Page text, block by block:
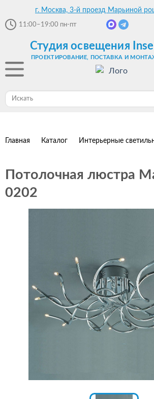
г. Москва, 3-й проезд Марьиной
11:00–19:00 пн-пт
Студия освещения
ПРОЕКТИРОВАНИЕ, ПОСТАВКА И
Главная Каталог Интерьерные
Потолочная люстра
0202